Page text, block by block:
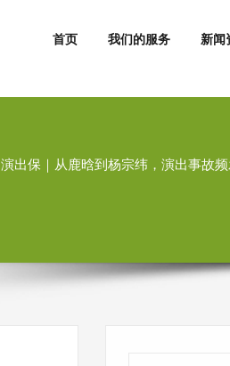
首页 我们的服务 新闻
演出保｜从鹿晗到杨宗纬，演出事故